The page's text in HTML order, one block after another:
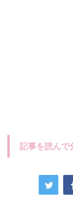
記事を読んで